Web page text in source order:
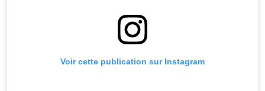
Voir cette publication sur Instagram